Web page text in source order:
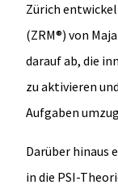
Zürich
(ZRM®) von
darauf ab, die
zu aktivieren
Aufgaben
Darüber hinaus
in die PSI-